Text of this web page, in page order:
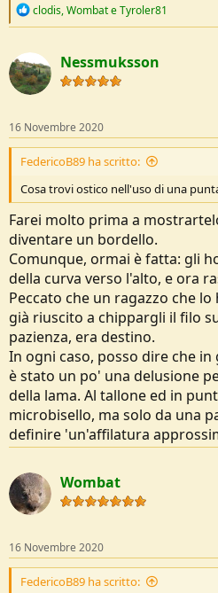
R
c
t
i
o
s
:
clodis,WombateTyroler81
Nessmuksson
16 Novembre 2020
FedericoB89 ha scritto:
Cosa trovi ostico nell'uso di una
Farei molto prima a
diventare un bordello.
Comunque, ormai è fatta: gli
della curva verso l'alto, e ora
Peccato che un ragazzo che
già riuscito a chippargli il filo
pazienza, era destino.
In ogni caso, posso dire che
è stato un po' una delusione
della lama. Al tallone ed in
microbisello, ma solo da una
definire 'un'affilatura
Wombat
16 Novembre 2020
FedericoB89 ha scritto: